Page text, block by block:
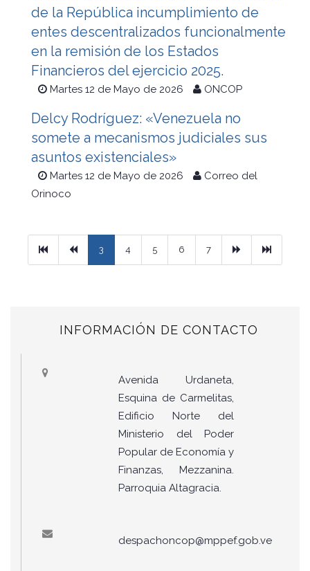
de la República incumplimiento de
entes descentralizados funcionalmente
en la remisión de los Estados
Financieros del ejercicio 2025.
Martes 12 de Mayo de 2026 ONCOP
Delcy Rodríguez: «Venezuela no
somete a mecanismos judiciales sus
asuntos existenciales»
Martes 12 de Mayo de 2026
Correo del
Orinoco
PrimeraPrevious
3 4 5 6 7 Ultimo
INFORMACIÓN DE CONTACTO
Avenida Urdaneta,
Esquina de Carmelitas,
Edificio Norte del
Ministerio del Poder
Popular de Economía y
Finanzas, Mezzanina.
Parroquia Altagracia.
despachoncop@mppef.gob.ve